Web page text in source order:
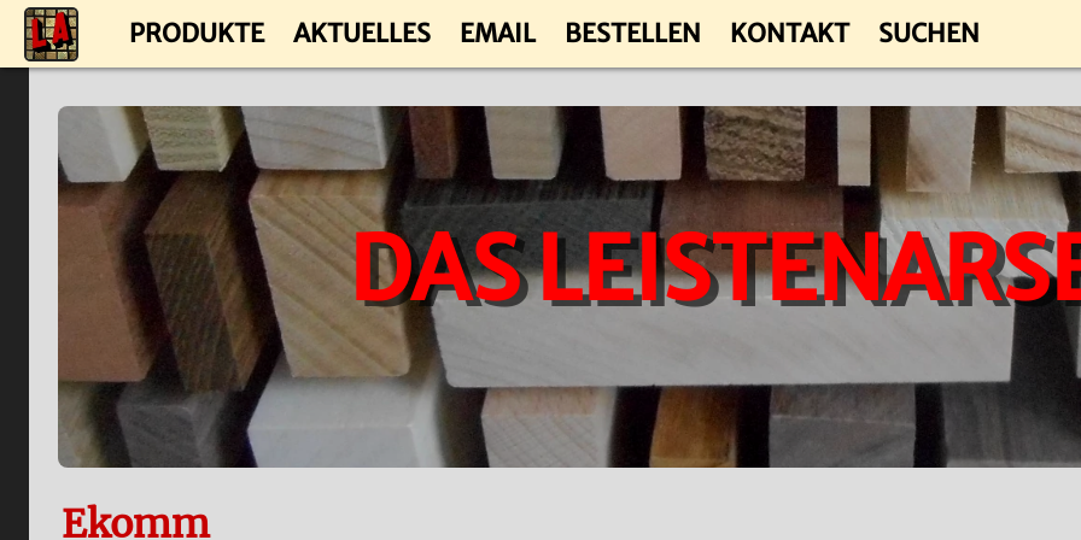
PRODUKTE AKTUELLES EMAIL BESTELLEN KONTAKT SUCHEN
DAS
Ekomm